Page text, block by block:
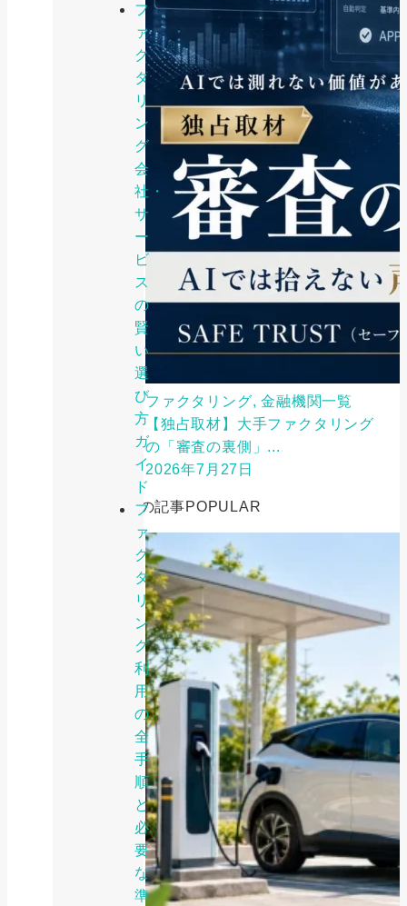
フ
ァ
ク
タ
リ
ン
グ
会
社・
サ
ー
ビ
ス
の
賢
い
選
び
方
ガ
イ
ド
フ
ァ
ク
タ
リ
ン
グ
利
用
の
全
手
順
と
必
要
な
準
ファクタリング, 金融機関一覧
【独占取材】大手ファクタリング
の「審査の裏側」...
2026年7月27日
人気の記事POPULAR